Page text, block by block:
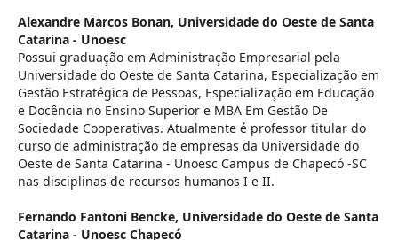
Alexandre Marcos Bonan, Universidade do Oeste de Santa
Catarina - Unoesc
Possui graduação em Administração Empresarial pela
Universidade do Oeste de Santa Catarina, Especialização em
Gestão Estratégica de Pessoas, Especialização em Educação
e Docência no Ensino Superior e MBA Em Gestão De
Sociedade Cooperativas. Atualmente é professor titular do
curso de administração de empresas da Universidade do
Oeste de Santa Catarina - Unoesc Campus de Chapecó -SC
nas disciplinas de recursos humanos I e II.
Fernando Fantoni Bencke, Universidade do Oeste de Santa
Catarina - Unoesc Chapecó